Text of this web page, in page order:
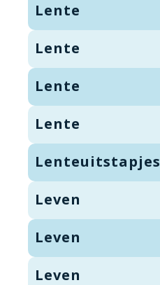
Lente
Lente
Lente
Lente
Lenteuitstapjes
Leven
Leven
Leven